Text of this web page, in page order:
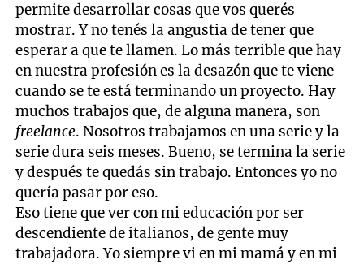
permite desarrollar cosas que vos querés
mostrar. Y no tenés la angustia de tener que
esperar a que te llamen. Lo más terrible que hay
en nuestra profesión es la desazón que te viene
cuando se te está terminando un proyecto. Hay
muchos trabajos que, de alguna manera, son
freelance. Nosotros trabajamos en una serie y la
serie dura seis meses. Bueno, se termina la serie
y después te quedás sin trabajo. Entonces yo no
quería pasar por eso.
Eso tiene que ver con mi educación por ser
descendiente de italianos, de gente muy
trabajadora. Yo siempre vi en mi mamá y en mi